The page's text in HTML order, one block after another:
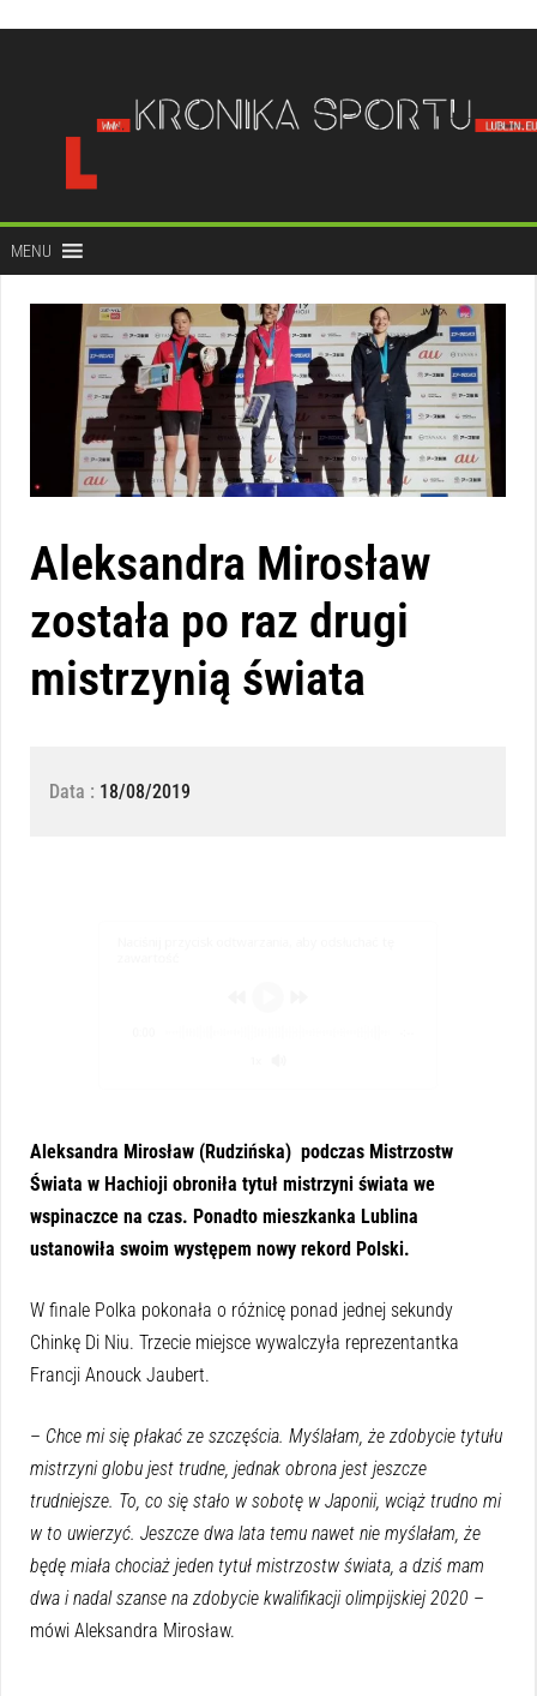
treści
MENU
Aleksandra Mirosław
została po raz drugi
mistrzynią świata
Data : 18/08/2019
Aleksandra Mirosław (Rudzińska) podczas Mistrzostw
Świata w Hachioji obroniła tytuł mistrzyni świata we
wspinaczce na czas. Ponadto mieszkanka Lublina
ustanowiła swoim występem nowy rekord Polski.
W finale Polka pokonała o różnicę ponad jednej sekundy
Chinkę Di Niu. Trzecie miejsce wywalczyła reprezentantka
Francji Anouck Jaubert.
– Chce mi się płakać ze szczęścia. Myślałam, że zdobycie tytułu
mistrzyni globu jest trudne, jednak obrona jest jeszcze
trudniejsze. To, co się stało w sobotę w Japonii, wciąż trudno mi
w to uwierzyć. Jeszcze dwa lata temu nawet nie myślałam, że
będę miała chociaż jeden tytuł mistrzostw świata, a dziś mam
dwa i nadal szanse na zdobycie kwalifikacji olimpijskiej 2020 –
mówi Aleksandra Mirosław.